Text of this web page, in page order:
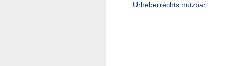
Urheberrechts nutzbar.